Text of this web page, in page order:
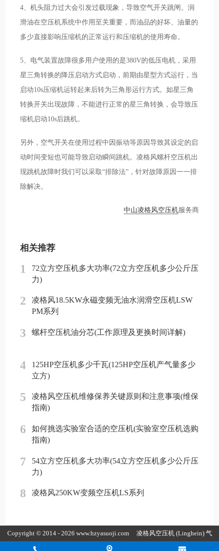
4、机头阻力过大会引发过载现象，导致空气开关跳闸。润
滑油在空压机系统中作用至关重要，而油品的好坏、油量的
多少直接影响压缩机的正常运行和压缩机的使用寿命。
5、电气装置故障很多用户使用的是380V的低压电机，采用
星三角转换的降压启动方式启动，前期由星型方式运行，当
启动10s压缩机运转起来后转为三角形运行方式。如星三角
转换开关出现故障，不能进行正常的星三角转换，会导致压
缩机启动10s后跳机。
另外，空气开关在使用过程中因振动等原因导致其设定的启
动时间变短也可能导致启动瞬间跳机。凌格风螺杆空压机出
现跳机故障时我们可以采取“排除法”，针对故障原因一一排
除解决。
中山凌格风空压机服务商
相关推荐
1
72立方空压机多大功率(72立方空压机多少公斤压
力)
2
凌格风18.5KW永磁变频无油水润滑空压机LSW
PM系列
3 螺杆空压机油分芯(工作原理及更换时间详解)
4
125HP空压机多少千瓦(125HP空压机产气量多少
立方)
5
凌格风空压机维修保养关键原则和注意事项(维保
指南)
6
如何挑选实验室合适的空压机(实验室空压机选购
指南)
7
54立方空压机多大功率(54立方空压机多少公斤压
力)
8 凌格风250KW变频空压机LS系列
Copyright © 2014 - 2026 www.hzyasuoji.com 凌格风空压机 (Linghein) 气
胜智能装备（深圳）有限公司版权所有
粤ICP备2021072975号